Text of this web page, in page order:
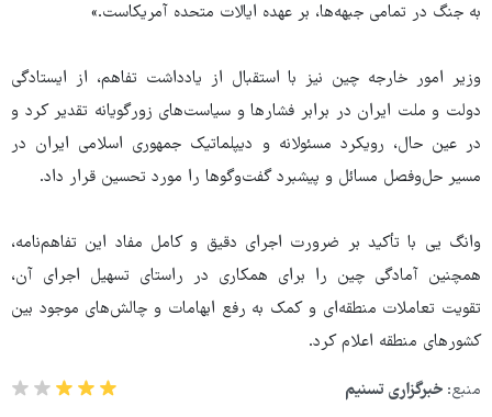
به جنگ در تمامی جبهه‌ها، بر عهده ایالات متحده آمریکاست.»
وزیر امور خارجه چین نیز با استقبال از یادداشت تفاهم، از ایستادگی
دولت و ملت ایران در برابر فشارها و سیاست‌های زورگویانه تقدیر کرد و
در عین حال، رویکرد مسئولانه و دیپلماتیک جمهوری اسلامی ایران در
مسیر حل‌وفصل مسائل و پیشبرد گفت‌وگوها را مورد تحسین قرار داد.
وانگ یی با تأکید بر ضرورت اجرای دقیق و کامل مفاد این تفاهم‌نامه،
همچنین آمادگی چین را برای همکاری در راستای تسهیل اجرای آن،
تقویت تعاملات منطقه‌ای و کمک به رفع ابهامات و چالش‌های موجود بین
کشورهای منطقه اعلام کرد.
منبع: خبرگزاری تسنیم